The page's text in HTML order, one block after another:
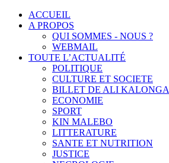
ACCUEIL
A PROPOS
QUI SOMMES - NOUS ?
WEBMAIL
TOUTE L’ACTUALITÉ
POLITIQUE
CULTURE ET SOCIETE
BILLET DE ALI KALONGA
ECONOMIE
SPORT
KIN MALEBO
LITTERATURE
SANTE ET NUTRITION
JUSTICE